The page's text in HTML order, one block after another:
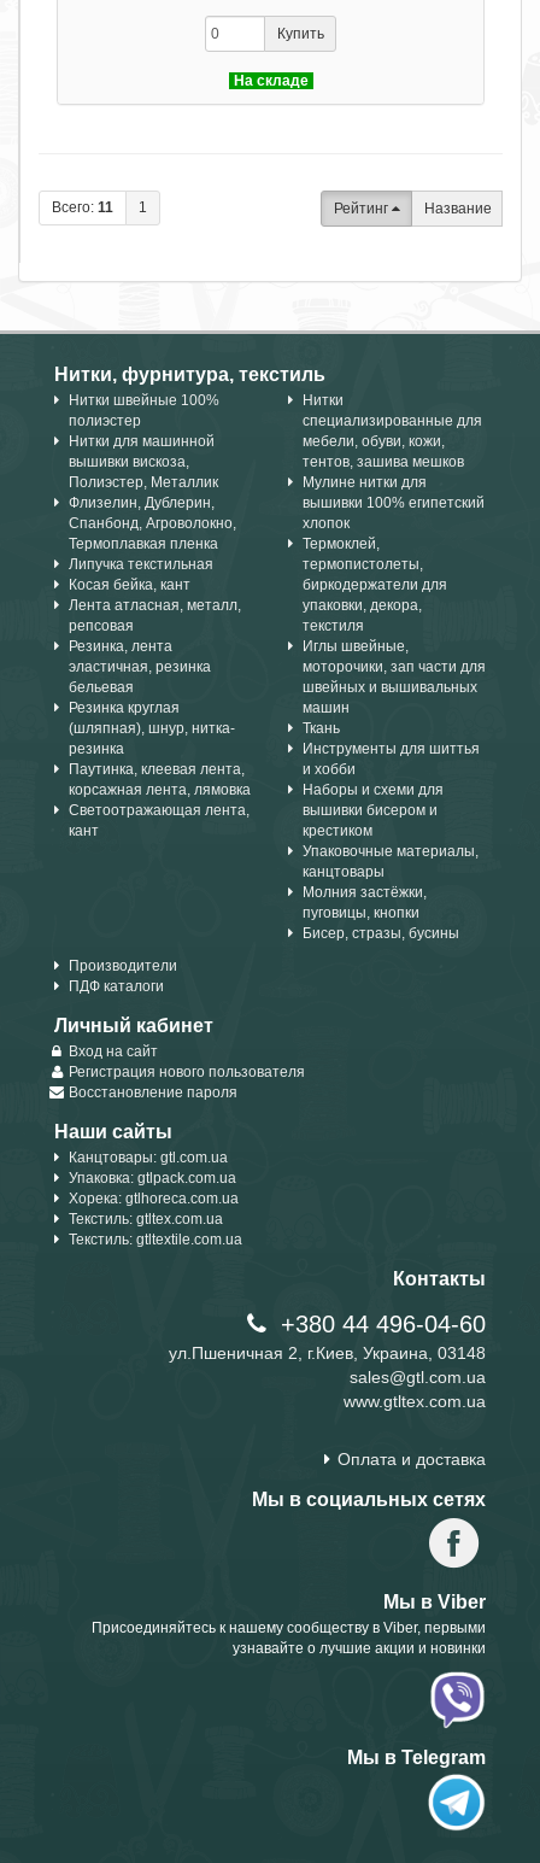
Купить
На складе
Всего: 11 1 Рейтинг Название
Нитки, фурнитура, текстиль
Нитки швейные 100%
полиэстер
Нитки для машинной
вышивки вискоза,
Полиэстер, Металлик
Флизелин, Дублерин,
Спанбонд, Агроволокно,
Термоплавкая пленка
Липучка текстильная
Косая бейка, кант
Лента атласная, металл,
репсовая
Резинка, лента
эластичная, резинка
бельевая
Резинка круглая
(шляпная), шнур, нитка-
резинка
Паутинка, клеевая лента,
корсажная лента, лямовка
Светоотражающая лента,
кант
Нитки
специализированные для
мебели, обуви, кожи,
тентов, зашива мешков
Мулине нитки для
вышивки 100% египетский
хлопок
Термоклей,
термопистолеты,
биркодержатели для
упаковки, декора,
текстиля
Иглы швейные,
моторочики, зап части для
швейных и вышивальных
машин
Ткань
Инструменты для шиттья
и хобби
Наборы и схеми для
вышивки бисером и
крестиком
Упаковочные материалы,
канцтовары
Молния застёжки,
пуговицы, кнопки
Бисер, стразы, бусины
Производители
ПДФ каталоги
Личный кабинет
Вход на сайт
Регистрация нового пользователя
Восстановление пароля
Наши сайты
Канцтовары: gtl.com.ua
Упаковка: gtlpack.com.ua
Хорека: gtlhoreca.com.ua
Текстиль: gtltex.com.ua
Текстиль: gtltextile.com.ua
Контакты
+380 44 496-04-60
ул.Пшеничная 2, г.Киев, Украина, 03148
sales@gtl.com.ua
www.gtltex.com.ua
Оплата и доставка
Мы в социальных сетях
Мы в Viber
Присоединяйтесь к нашему сообществу в Viber, первыми
узнавайте о лучшие акции и новинки
Мы в Telegram